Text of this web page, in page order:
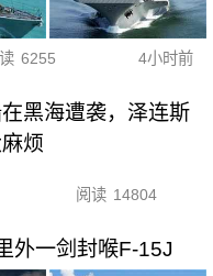
6255 4小时前
黑海遭袭，泽连斯
烦
阅读 14804
外一剑封喉F-15J